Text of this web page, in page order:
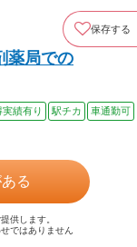
保存する
薬局での
績有り 駅チカ
車通勤可
る
供します。
ではありません